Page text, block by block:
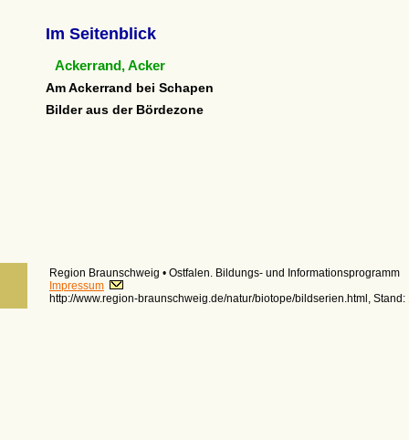
Im Seitenblick
Ackerrand, Acker
Am Ackerrand bei Schapen
Bilder aus der Bördezone
Region Braunschweig • Ostfalen. Bildungs- und Informationsprogramm
Impressum
http://www.region-braunschweig.de/natur/biotope/bildserien.html,